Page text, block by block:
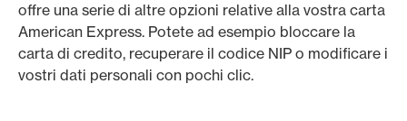
offre una serie di altre opzioni relative alla vostra carta
American Express. Potete ad esempio bloccare la
carta di credito, recuperare il codice NIP o modificare i
vostri dati personali con pochi clic.